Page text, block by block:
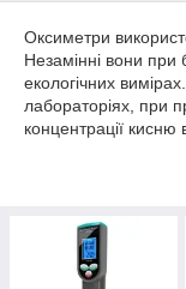
Оксиметри
Незамінні вони при
екологічних
лабораторіях, при
концентрації кисню
нафтопереробної,
розчиненого кисню.
Розчинений кисень
молекулі води.